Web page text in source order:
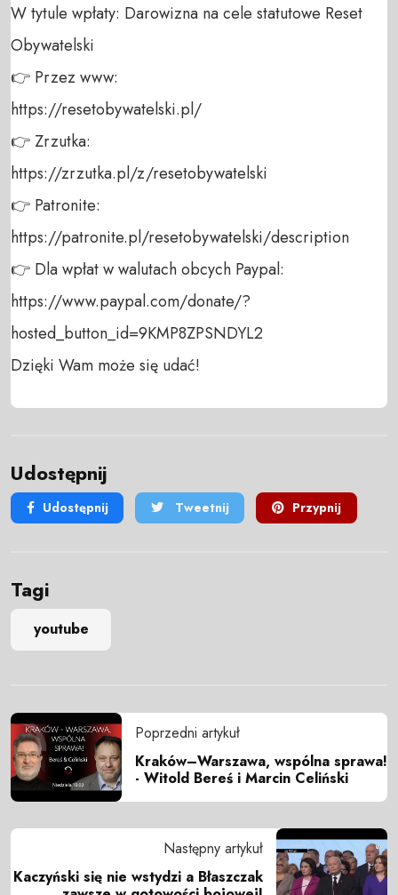
W tytule wpłaty: Darowizna na cele statutowe Reset
Obywatelski
👉 Przez www:
https://resetobywatelski.pl/
👉 Zrzutka:
https://zrzutka.pl/z/resetobywatelski
👉 Patronite:
https://patronite.pl/resetobywatelski/description
👉 Dla wpłat w walutach obcych Paypal:
https://www.paypal.com/donate/?
hosted_button_id=9KMP8ZPSNDYL2
Dzięki Wam może się udać!
Udostępnij
Udostępnij Tweetnij Przypnij
Tagi
youtube
Poprzedni artykuł
Kraków–Warszawa, wspólna sprawa!
- Witold Bereś i Marcin Celiński
Następny artykuł
Kaczyński się nie wstydzi a Błaszczak